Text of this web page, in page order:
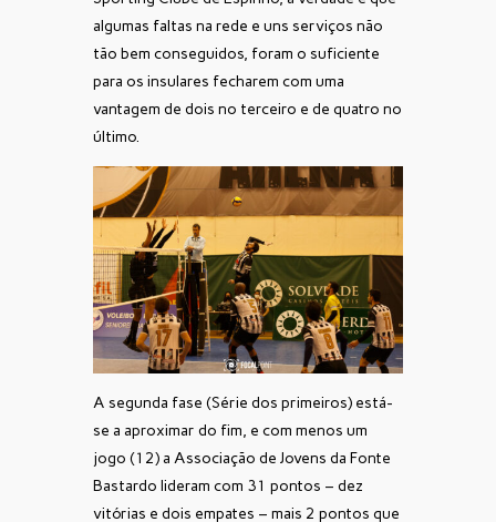
algumas faltas na rede e uns serviços não
tão bem conseguidos, foram o suficiente
para os insulares fecharem com uma
vantagem de dois no terceiro e de quatro no
último.
A segunda fase (Série dos primeiros) está-
se a aproximar do fim, e com menos um
jogo (12) a Associação de Jovens da Fonte
Bastardo lideram com 31 pontos – dez
vitórias e dois empates – mais 2 pontos que